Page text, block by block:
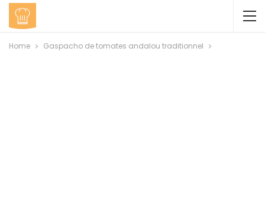
Home Gaspacho de tomates andalou traditionnel